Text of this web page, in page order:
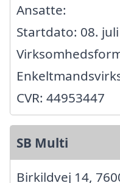
Ansatte:
Startdato: 08.
CVR: 44953447
SB Multi
Birkildvej 14,